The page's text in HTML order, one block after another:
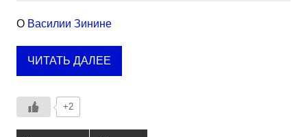
О Василии Зинине
ЧИТАТЬ ДАЛЕЕ
+2